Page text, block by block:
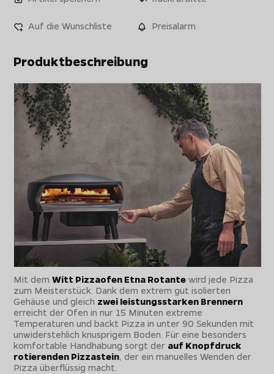
Auf die Wunschliste Preisalarm
Produktbeschreibung
Mit demWitt Pizzaofen Etna Rotante wird jede Pizza
zum Meisterstück. Dank dem extrem gut isolierten
Gehäuse und gleich zwei leistungsstarken Brennern
erreicht der Ofen in nur 15 Minuten extreme
Temperaturen und backt Pizza in unter 90 Sekunden mit
unwiderstehlich knusprigem Boden. Für eine besonders
komfortable Handhabung sorgt der auf Knopfdruck
rotierenden Pizzastein, der ein manuelles Wenden der
Pizza überflüssig macht.